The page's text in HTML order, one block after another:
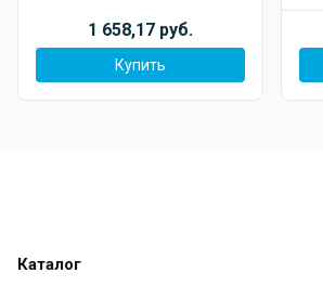
1 658,17 руб.
Купить
Каталог